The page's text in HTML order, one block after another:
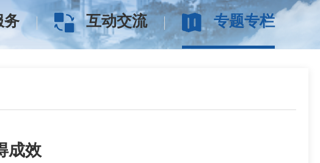
务 互动交流 专题专栏
成效